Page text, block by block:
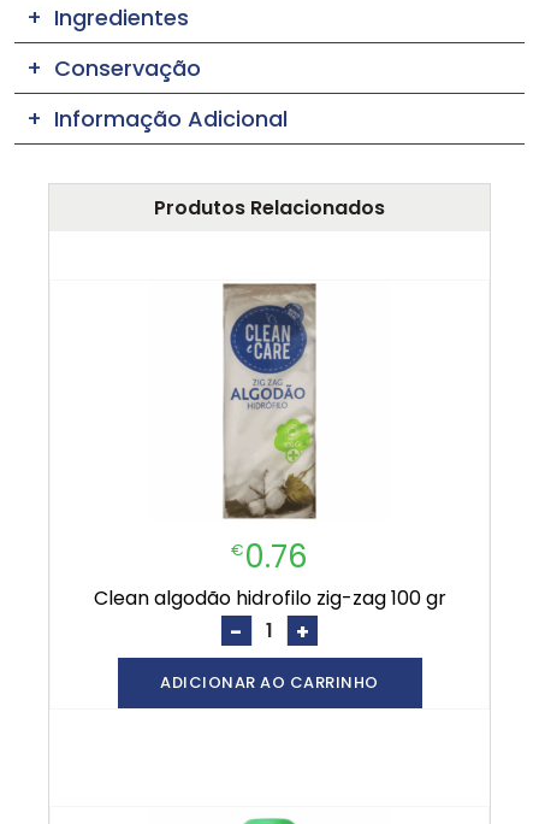
Ingredientes
Conservação
Informação Adicional
Produtos Relacionados
€0.76
clean algodão hidrofilo zig-zag 100 gr
- +
ADICIONAR AO CARRINHO